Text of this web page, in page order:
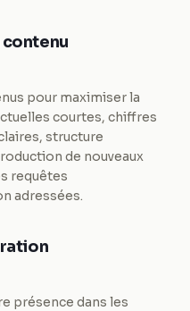
pour maximiser la
courtes, chiffres
structure
de nouveaux
requêtes
adressées.
présence dans les